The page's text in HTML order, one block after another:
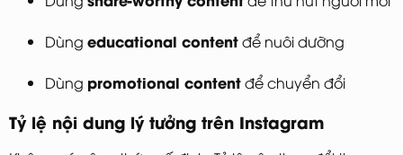
Dùng educational contentđể nuôi dưỡng
Dùng promotional contentđể chuyển đổi
Tỷ lệ nội dung lý tưởng trên Instagram